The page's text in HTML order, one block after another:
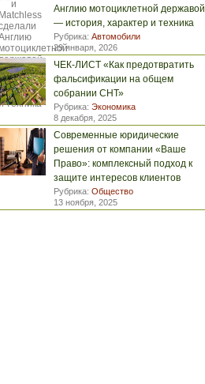
Англию мотоциклетной державой
— история, характер и техника
Рубрика: Автомобили
29 января, 2026
ЧЕК-ЛИСТ «Как предотвратить
фальсификации на общем
собрании СНТ»
Рубрика: Экономика
8 декабря, 2025
Современные юридические
решения от компании «Ваше
Право»: комплексный подход к
защите интересов клиентов
Рубрика: Общество
13 ноября, 2025